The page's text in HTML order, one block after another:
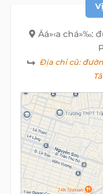
Äá»‹a
Địa chỉ cũ: